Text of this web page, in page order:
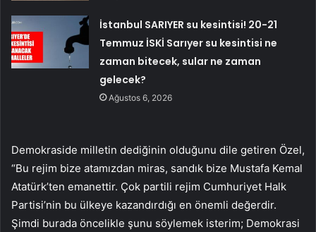
İstanbul SARIYER su kesintisi! 20-21
Temmuz İSKİ Sarıyer su kesintisi ne
zaman bitecek, sular ne zaman
gelecek?
Ağustos 6, 2026
Demokraside milletin dediğinin olduğunu dile getiren Özel,
“Bu rejim bize atamızdan miras, sandık bize Mustafa Kemal
Atatürk’ten emanettir. Çok partili rejim Cumhuriyet Halk
Partisi’nin bu ülkeye kazandırdığı en önemli değerdir.
Şimdi burada öncelikle şunu söylemek isterim; Demokrasi